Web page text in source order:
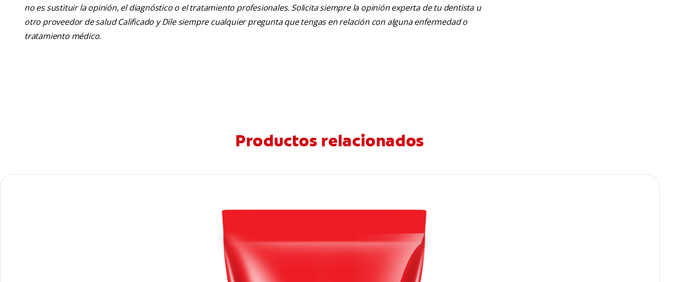
no es sustituir la opinión, el diagnóstico o el tratamiento profesionales. Solicita siempre la opinión experta de tu dentista u
otro proveedor de salud Calificado y Dile siempre cualquier pregunta que tengas en relación con alguna enfermedad o
tratamiento médico.
Productos relacionados